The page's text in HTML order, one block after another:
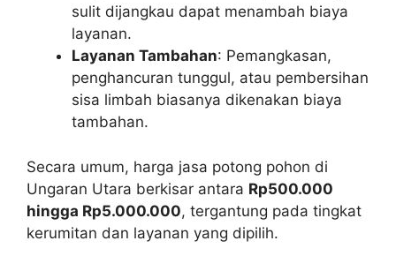
sulit dijangkau dapat menambah biaya
layanan.
Layanan Tambahan: Pemangkasan,
penghancuran tunggul, atau pembersihan
sisa limbah biasanya dikenakan biaya
tambahan.
Secara umum, harga jasa potong pohon di
Ungaran Utara berkisar antara Rp500.000
hingga Rp5.000.000, tergantung pada tingkat
kerumitan dan layanan yang dipilih.